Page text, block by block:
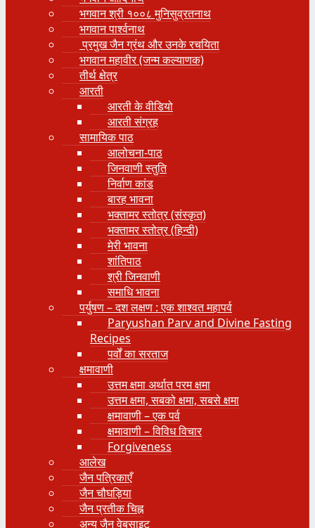
भगवान श्री १००८ मुनिसुव्रतनाथ
भगवान पार्श्वनाथ
प्रमुख जैन ग्रंथ और उनके रचयिता
भगवान महावीर (जन्म कल्याणक)
तीर्थ क्षेत्र
आरती
आरती के वीडियो
आरती संग्रह
सामायिक पाठ
आलोचना-पाठ
जिनवाणी स्तुति
निर्वाण कांड
बारह भावना
भक्तामर स्तोत्र (संस्कृत)
भक्तामर स्तोत्र (हिन्दी)
मेरी भावना
शांतिपाठ
श्री जिनवाणी
समाधि भावना
पर्युषण – दश लक्षण : एक शाश्वत महापर्व
Paryushan Parv and Divine Fasting
Recipes
पर्वों का सरताज
क्षमावाणी
उत्तम क्षमा अर्थात परम क्षमा
उत्तम क्षमा, सबको क्षमा, सबसे क्षमा
क्षमावाणी – एक पर्व
क्षमावाणी – विविध विचार
Forgiveness
आलेख
जैन पत्रिकाएँ
जैन चौघड़िया
जैन प्रतीक चिह्न
अन्य जैन वेबसाइट